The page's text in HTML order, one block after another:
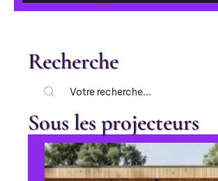
Recherche
Sous les projecteurs